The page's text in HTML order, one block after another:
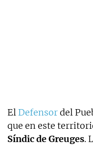
El Defensordel
que en este
Síndic de Greuges.